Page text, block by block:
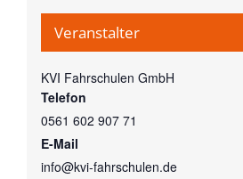
Veranstalter
KVI Fahrschulen GmbH
Telefon
0561 602 907 71
E-Mail
info@kvi-fahrschulen.de